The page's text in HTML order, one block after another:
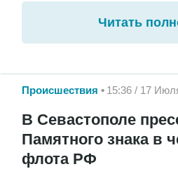
Читать
Происшествия 15:36 / 17
В Севастополе
Памятного знака в
флота РФ